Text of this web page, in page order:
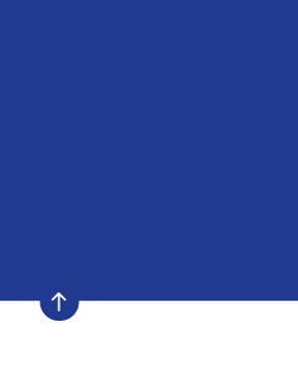
nach oben